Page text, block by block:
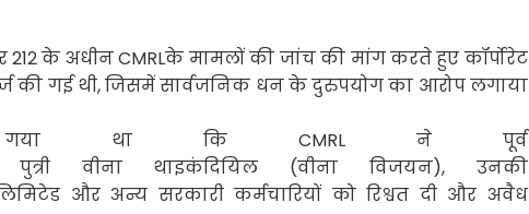
212के अधीनCMRLके मामलों की जांच की मांग करते हुए कॉर्पोरेट
की गई थी,जिसमें सार्वजनिक धन के दुरुपयोग का आरोप लगाया
गया था कि CMRL ने पूर्व
वीना थाइकंदियिल (वीना विजयन), उनकी
और अन्य सरकारी कर्मचारियों को रिश्वत दी और अवैध